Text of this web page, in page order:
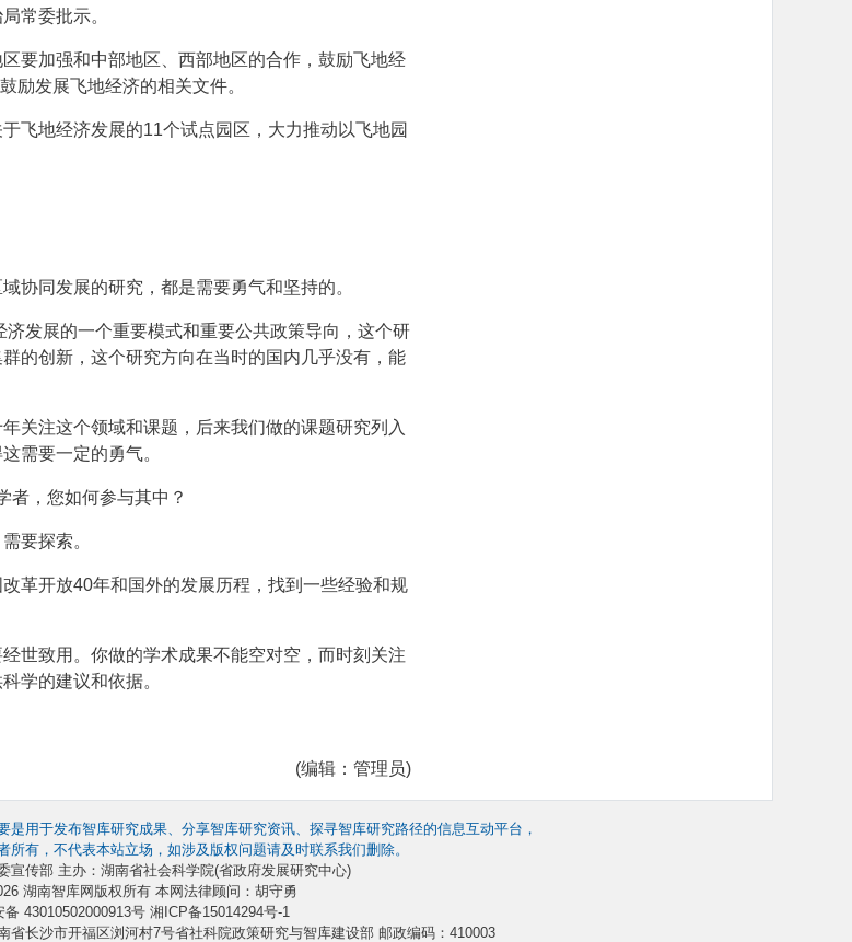
常委批示。
要加强和中部地区、西部地区的合作，鼓励飞地经
励发展飞地经济的相关文件。
飞地经济发展的11个试点园区，大力推动以飞地园
协同发展的研究，都是需要勇气和坚持的。
发展的一个重要模式和重要公共政策导向，这个研
的创新，这个研究方向在当时的国内几乎没有，能
关注这个领域和课题，后来我们做的课题研究列入
需要一定的勇气。
，您如何参与其中？
要探索。
革开放40年和国外的发展历程，找到一些经验和规
世致用。你做的学术成果不能空对空，而时刻关注
学的建议和依据。
(编辑：管理员)
用于发布智库研究成果、分享智库研究资讯、探寻智库研究路径的信息互动平台，
所有，不代表本站立场，如涉及版权问题请及时联系我们删除。
宣传部 主办：湖南省社会科学院(省政府发展研究中心)
湖南智库网版权所有 本网法律顾问：胡守勇
备 43010502000913号 湘ICP备15014294号-1
省长沙市开福区浏河村7号省社科院政策研究与智库建设部 邮政编码：410003